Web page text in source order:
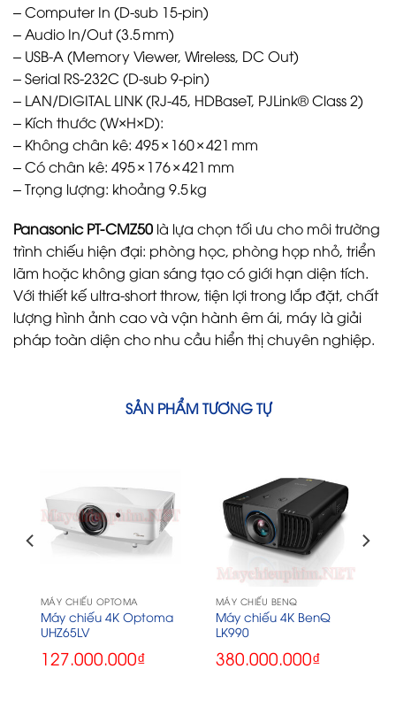
– Computer In (D‑sub 15‑pin)
– Audio In/Out (3.5 mm)
– USB-A (Memory Viewer, Wireless, DC Out)
– Serial RS‑232C (D‑sub 9‑pin)
– LAN/DIGITAL LINK (RJ-45, HDBaseT, PJLink® Class 2)
– Kích thước (W×H×D):
– Không chân kê: 495 × 160 × 421 mm
– Có chân kê: 495 × 176 × 421 mm
– Trọng lượng: khoảng 9.5 kg
Panasonic PT-CMZ50 là lựa chọn tối ưu cho môi trường
trình chiếu hiện đại: phòng học, phòng họp nhỏ, triển
lãm hoặc không gian sáng tạo có giới hạn diện tích.
Với thiết kế ultra-short throw, tiện lợi trong lắp đặt, chất
lượng hình ảnh cao và vận hành êm ái, máy là giải
pháp toàn diện cho nhu cầu hiển thị chuyên nghiệp.
SẢN PHẨM TƯƠNG TỰ
MÁY CHIẾU OPTOMA
Máy chiếu 4K Optoma
UHZ65LV
127.000.000₫
MÁY CHIẾU BENQ
Máy chiếu 4K BenQ
LK990
380.000.000₫